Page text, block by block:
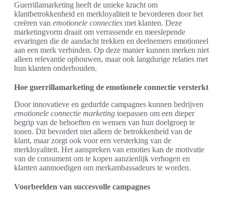
Guerrillamarketing heeft de unieke kracht om
klantbetrokkenheid en merkloyaliteit te bevorderen door het
creëren van emotionele connecties met klanten. Deze
marketingvorm draait om verrassende en meeslepende
ervaringen die de aandacht trekken en deelnemers emotioneel
aan een merk verbinden. Op deze manier kunnen merken niet
alleen relevantie opbouwen, maar ook langdurige relaties met
hun klanten onderhouden.
Hoe guerrillamarketing de emotionele connectie versterkt
Door innovatieve en gedurfde campagnes kunnen bedrijven
emotionele connectie marketing toepassen om een dieper
begrip van de behoeften en wensen van hun doelgroep te
tonen. Dit bevordert niet alleen de betrokkenheid van de
klant, maar zorgt ook voor een versterking van de
merkloyaliteit. Het aanspreken van emoties kan de motivatie
van de consument om te kopen aanzienlijk verhogen en
klanten aanmoedigen om merkambassadeurs te worden.
Voorbeelden van succesvolle campagnes